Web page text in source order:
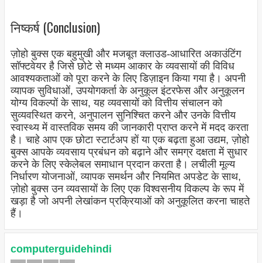
निष्कर्ष (Conclusion)
ज़ोहो बुक्स एक बहुमुखी और मजबूत क्लाउड-आधारित अकाउंटिंग
सॉफ्टवेयर है जिसे छोटे से मध्यम आकार के व्यवसायों की विविध
आवश्यकताओं को पूरा करने के लिए डिज़ाइन किया गया है। अपनी
व्यापक सुविधाओं, उपयोगकर्ता के अनुकूल इंटरफेस और अनुकूलन
योग्य विकल्पों के साथ, यह व्यवसायों को वित्तीय संचालन को
सुव्यवस्थित करने, अनुपालन सुनिश्चित करने और उनके वित्तीय
स्वास्थ्य में वास्तविक समय की जानकारी प्राप्त करने में मदद करता
है। चाहे आप एक छोटा स्टार्टअप हों या एक बढ़ता हुआ उद्यम, ज़ोहो
बुक्स आपके व्यवसाय प्रबंधन को बढ़ाने और समग्र दक्षता में सुधार
करने के लिए स्केलेबल समाधान प्रदान करता है। लचीली मूल्य
निर्धारण योजनाओं, व्यापक समर्थन और नियमित अपडेट के साथ,
ज़ोहो बुक्स उन व्यवसायों के लिए एक विश्वसनीय विकल्प के रूप में
खड़ा है जो अपनी लेखांकन प्रक्रियाओं को अनुकूलित करना चाहते
हैं।
computerguidehindi